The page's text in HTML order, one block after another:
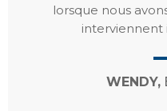
lorsque nous
interviennent
WENDY,